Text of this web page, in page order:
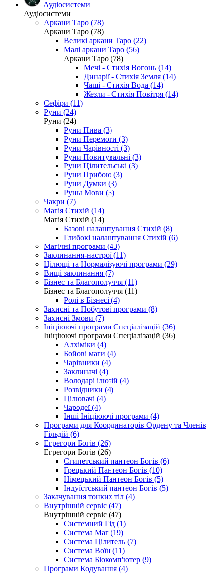
Аудіосистеми
Аудіосистеми
Аркани Таро (78)
Аркани Таро (78)
Великі аркани Таро (22)
Малі аркани Таро (56)
Аркани Таро (78)
Мечі - Стихія Вогонь (14)
Динарії - Стихія Земля (14)
Чаші - Стихія Вода (14)
Жезли - Стихія Повітря (14)
Сефіри (11)
Руни (24)
Руни (24)
Руни Пива (3)
Руни Перемоги (3)
Руни Чарівності (3)
Руни Повитувальні (3)
Руни Цілительські (3)
Руни Прибою (3)
Руни Думки (3)
Руны Мови (3)
Чакри (7)
Магія Стихій (14)
Магія Стихій (14)
Базові налаштування Стихій (8)
Глибокі налаштування Стихій (6)
Магічні програми (43)
Заклинання-настрої (11)
Цілющі та Нормалізуючі програми (29)
Вищі заклинання (7)
Бізнес та Благополуччя (11)
Бізнес та Благополуччя (11)
Ролі в Бізнесі (4)
Захисні та Побутові програми (8)
Захисні Змови (7)
Ініціюючі програми Спеціалізацій (36)
Ініціюючі програми Спеціалізацій (36)
Алхіміки (4)
Бойові маги (4)
Чарівники (4)
Заклиначі (4)
Володарі ілюзій (4)
Розвідники (4)
Цілювачі (4)
Чародеї (4)
Інші Ініціюючі програми (4)
Програми для Координаторів Ордену та Членів
Гільдій (6)
Егрегори Богів (26)
Егрегори Богів (26)
Єгипетський пантеон Богів (6)
Грецький Пантеон Богів (10)
Німецький Пантеон Богів (5)
Індуїстський пантеон Богів (5)
Закачування тонких тіл (4)
Внутрішній сервіс (47)
Внутрішній сервіс (47)
Системний Гід (1)
Система Маг (19)
Система Цілитель (7)
Система Воїн (11)
Система Біокомп'ютер (9)
Програми Кодування (4)